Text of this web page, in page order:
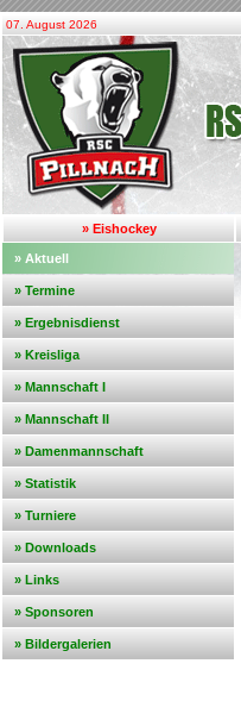
07. August 2026
» Eishockey
» Aktuell
» Termine
» Ergebnisdienst
» Kreisliga
» Mannschaft I
» Mannschaft II
» Damenmannschaft
» Statistik
» Turniere
» Downloads
» Links
» Sponsoren
» Bildergalerien